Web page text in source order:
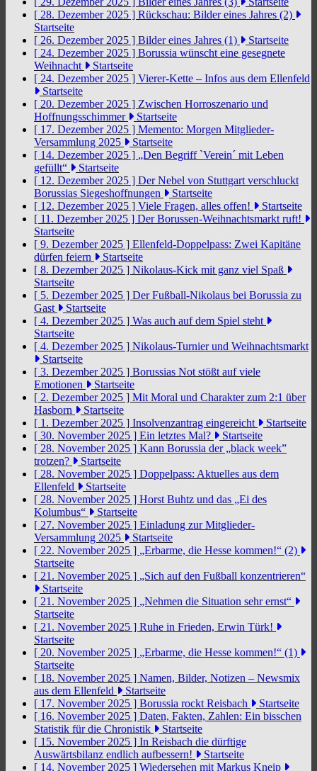
[ 28. Dezember 2025 ] Rückschau: Bilder eines Jahres (2)
Startseite
[ 26. Dezember 2025 ] Bilder eines Jahres (1)
Startseite
[ 24. Dezember 2025 ] Borussia wünscht eine gesegnete
Weihnacht
Startseite
[ 24. Dezember 2025 ] Vierer-Kette – Infos aus dem Ellenfeld
Startseite
[ 20. Dezember 2025 ] Zwischen Horroszenario und
Hoffnungsschimmer
Startseite
[ 17. Dezember 2025 ] Memento: Morgen Mitglieder-
Versammlung 2025
Startseite
[ 14. Dezember 2025 ] „Den Begriff `Verein´ mit Leben
gefüllt“
Startseite
[ 12. Dezember 2025 ] Der Nebel von Stuttgart verschluckt
Borussias Siegeshoffnungen
Startseite
[ 12. Dezember 2025 ] Viele Fragen, alles offen!
Startseite
[ 11. Dezember 2025 ] Der Borussen-Weihnachtsmarkt ruft!
Startseite
[ 9. Dezember 2025 ] Ellenfeld-Doppelpass: Zwei Kapitäne
dürfen feiern
Startseite
[ 8. Dezember 2025 ] Nikolaus-Kick mit ganz viel Spaß
Startseite
[ 5. Dezember 2025 ] Der Fußball-Nikolaus bei Borussia zu
Gast
Startseite
[ 4. Dezember 2025 ] Was auch auf dem Spiel steht
Startseite
[ 4. Dezember 2025 ] Nikolaus-Turnier und Weihnachtsmarkt
Startseite
[ 3. Dezember 2025 ] Borussias Not stößt auf viele
Emotionen
Startseite
[ 2. Dezember 2025 ] Mit Moral und Charakter zum 2:1 über
Hasborn
Startseite
[ 1. Dezember 2025 ] Insolvenzantrag eingereicht
Startseite
[ 30. November 2025 ] Ein letztes Mal?
Startseite
[ 28. November 2025 ] Kann Borussia der „black week”
trotzen?
Startseite
[ 28. November 2025 ] Doppelpass: Aktuelles aus dem
Ellenfeld
Startseite
[ 28. November 2025 ] Horst Buhtz und das „Ei des
Kolumbus“
Startseite
[ 27. November 2025 ] Einladung zur Mitglieder-
Versammlung 2025
Startseite
[ 22. November 2025 ] „Erbarme, die Hesse kommen!“ (2)
Startseite
[ 21. November 2025 ] „Sich auf den Fußball konzentrieren“
Startseite
[ 21. November 2025 ] „Nehmen die Situation sehr ernst“
Startseite
[ 21. November 2025 ] Ruhe in Frieden, Erwin Türk!
Startseite
[ 20. November 2025 ] „Erbarme, die Hesse kommen!“ (1)
Startseite
[ 18. November 2025 ] Namen, Bilder, Notizen – Newsmix
aus dem Ellenfeld
Startseite
[ 17. November 2025 ] Borussia rockt Reisbach
Startseite
[ 16. November 2025 ] Daten, Fakten, Zahlen: Ein bisschen
Statistik für die Chronistik
Startseite
[ 15. November 2025 ] In Reisbach die dürftige
Auswärtsbilanz endlich aufbessern!
Startseite
[ 14. November 2025 ] Wiedersehen mit Markus Kneip